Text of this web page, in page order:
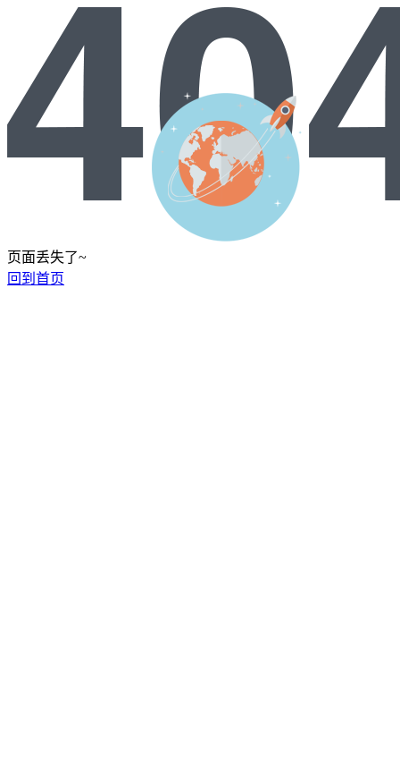
页面丢失了~
回到首页